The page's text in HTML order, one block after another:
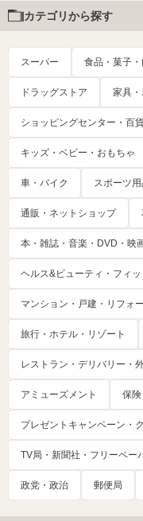
カテゴリから探す
スーパー 食品・菓子
ドラッグストア 家具
ショッピングセンター・百
キッズ・ベビー・おもちゃ
車・バイク スポーツ
通販・ネットショップ
本・雑誌・音楽・DVD・映
ヘルス&ビューティ・フィッ
マンション・戸建・リフォ
旅行・ホテル・リゾート
レストラン・デリバリー・
アミューズメント 保
プレゼントキャンペーン・
TV局・新聞社・フリーペー
政党・政治 郵便局